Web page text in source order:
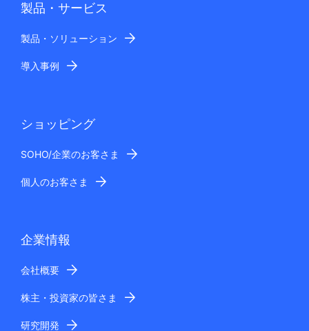
製品・サービス
製品・ソリューション
導入事例
ショッピング
SOHO/企業のお客さま
個人のお客さま
企業情報
会社概要
株主・投資家の皆さま
研究開発